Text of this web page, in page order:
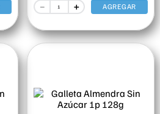
＋
－ AGREGAR